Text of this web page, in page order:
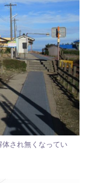
され無くなってい